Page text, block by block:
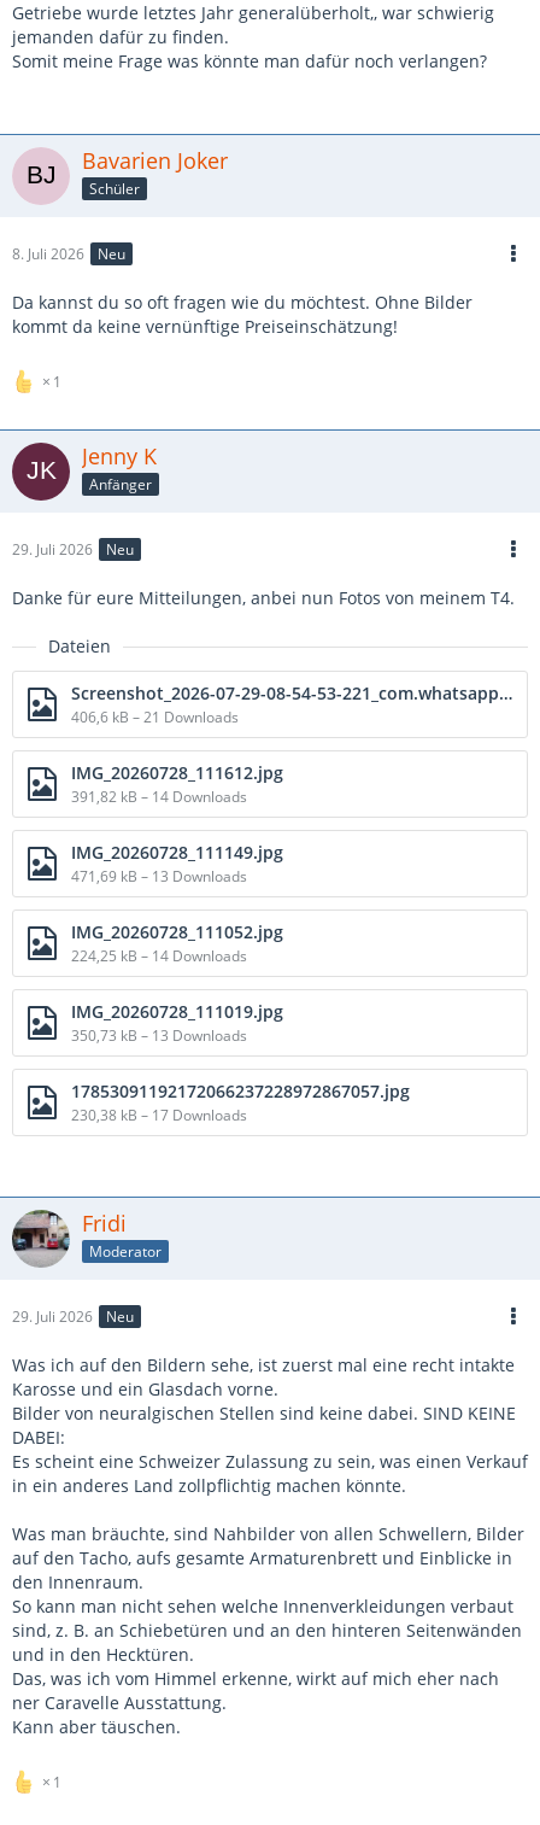
Getriebe wurde letztes Jahr generalüberholt,, war schwierig
jemanden dafür zu finden.
Somit meine Frage was könnte man dafür noch verlangen?
Bavarien Joker
Schüler
8. Juli 2026 Neu
Da kannst du so oft fragen wie du möchtest. Ohne Bilder
kommt da keine vernünftige Preiseinschätzung!
1
Jenny K
Anfänger
29. Juli 2026 Neu
Danke für eure Mitteilungen, anbei nun Fotos von meinem T4.
Dateien
Screenshot_2026-07-29-08-54-53-221_com.whatsapp-edit.jpg
406,6 kB – 21 Downloads
IMG_20260728_111612.jpg
391,82 kB – 14 Downloads
IMG_20260728_111149.jpg
471,69 kB – 13 Downloads
IMG_20260728_111052.jpg
224,25 kB – 14 Downloads
IMG_20260728_111019.jpg
350,73 kB – 13 Downloads
17853091192172066237228972867057.jpg
230,38 kB – 17 Downloads
Fridi
Moderator
29. Juli 2026 Neu
Was ich auf den Bildern sehe, ist zuerst mal eine recht intakte
Karosse und ein Glasdach vorne.
Bilder von neuralgischen Stellen sind keine dabei. SIND KEINE
DABEI:
Es scheint eine Schweizer Zulassung zu sein, was einen Verkauf
in ein anderes Land zollpflichtig machen könnte.
Was man bräuchte, sind Nahbilder von allen Schwellern, Bilder
auf den Tacho, aufs gesamte Armaturenbrett und Einblicke in
den Innenraum.
So kann man nicht sehen welche Innenverkleidungen verbaut
sind, z. B. an Schiebetüren und an den hinteren Seitenwänden
und in den Hecktüren.
Das, was ich vom Himmel erkenne, wirkt auf mich eher nach
ner Caravelle Ausstattung.
Kann aber täuschen.
1